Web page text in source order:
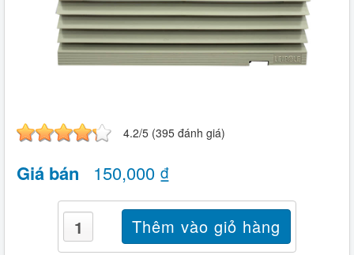
4.2/5 (395 đánh giá)
Giá bán 150,000 ₫